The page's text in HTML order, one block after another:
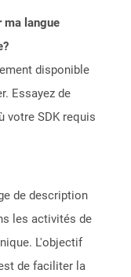
ma langue
disponible
Essayez de
votre SDK requis
de description
les activités de
L'objectif
de faciliter la